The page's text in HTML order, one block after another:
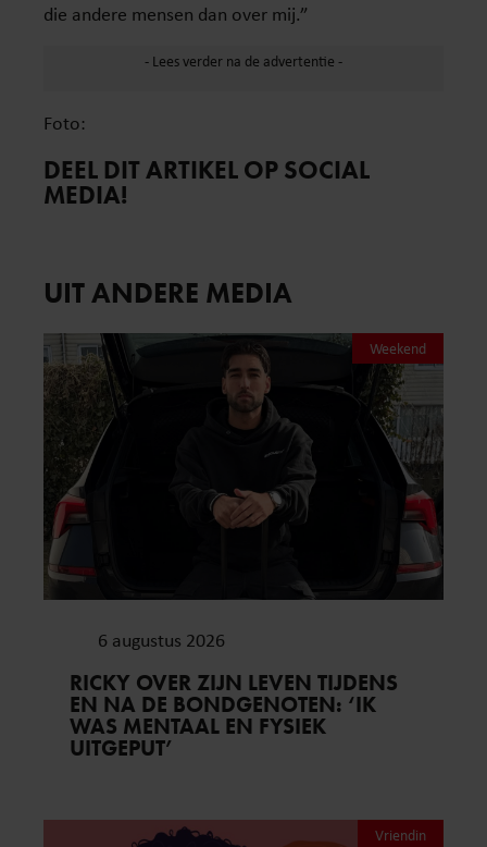
die andere mensen dan over mij.”
Foto:
DEEL DIT ARTIKEL OP SOCIAL
MEDIA!
UIT ANDERE MEDIA
Weekend
6 augustus 2026
RICKY OVER ZIJN LEVEN TIJDENS
EN NA DE BONDGENOTEN: ‘IK
WAS MENTAAL EN FYSIEK
UITGEPUT’
Vriendin